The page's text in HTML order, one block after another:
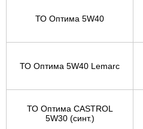
ТО Оптима 5W40
ТО Оптима 5W40 Lemarc
ТО Оптима CASTROL
5W30 (синт.)